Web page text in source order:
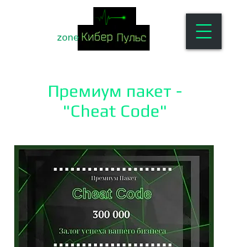
zone
Премиум пакет -
"Cheat Code"